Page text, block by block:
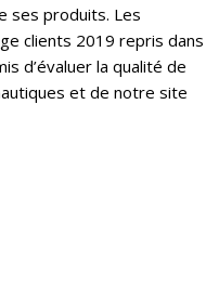
ses produits. Les
clients 2019 repris dans
d’évaluer la qualité de
et de notre site